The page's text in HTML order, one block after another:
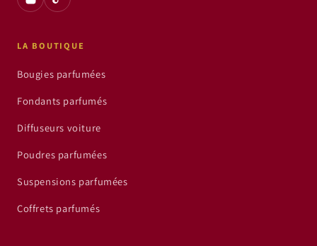
LA BOUTIQUE
Bougies parfumées
Fondants parfumés
Diffuseurs voiture
Poudres parfumées
Suspensions parfumées
Coffrets parfumés